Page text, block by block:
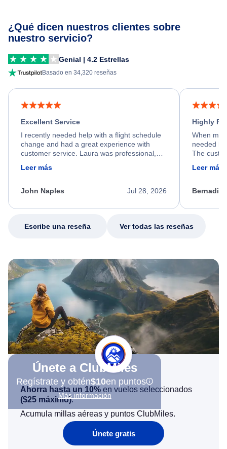
¿Qué dicen nuestros clientes sobre
nuestro servicio?
Genial | 4.2 Estrellas
Basado en 34,320 reseñas
Excellent Service
I recently needed help with a flight schedule
change and had a great experience with
customer service. Laura was professional,
friendly, and very helpful throughout the
process. She quickly found a solution and
appreciate her excellent service.
Leer más
Jul 28, 2026
John Naples
Highly
When my
needed
The
calm,
my issue.
Leer más
Escribe una reseña Ver todas las reseñas
Únete a ClubMiles
Regístrate y obtén$10en puntos
Más información
Ahorra hasta un 10% en vuelos seleccionados
($25 máximo).
Acumula millas aéreas y puntos ClubMiles.
Únete gratis